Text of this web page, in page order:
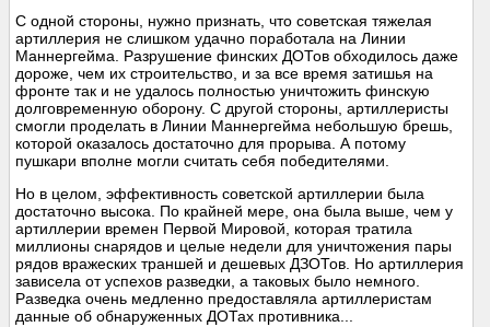
С одной стороны, нужно признать, что советская тяжелая
артиллерия не слишком удачно поработала на Линии
Маннергейма. Разрушение финских ДОТов обходилось даже
дороже, чем их строительство, и за все время затишья на
фронте так и не удалось полностью уничтожить финскую
долговременную оборону. С другой стороны, артиллеристы
смогли проделать в Линии Маннергейма небольшую брешь,
которой оказалось достаточно для прорыва. А потому
пушкари вполне могли считать себя победителями.
Но в целом, эффективность советской артиллерии была
достаточно высока. По крайней мере, она была выше, чем у
артиллерии времен Первой Мировой, которая тратила
миллионы снарядов и целые недели для уничтожения пары
рядов вражеских траншей и дешевых ДЗОТов. Но артиллерия
зависела от успехов разведки, а таковых было немного.
Разведка очень медленно предоставляла артиллеристам
данные об обнаруженных ДОТах противника...